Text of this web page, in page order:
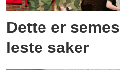
Dette er
leste saker